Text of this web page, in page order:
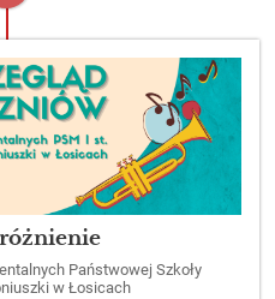
Państwowej Szkoły
w Łosicach